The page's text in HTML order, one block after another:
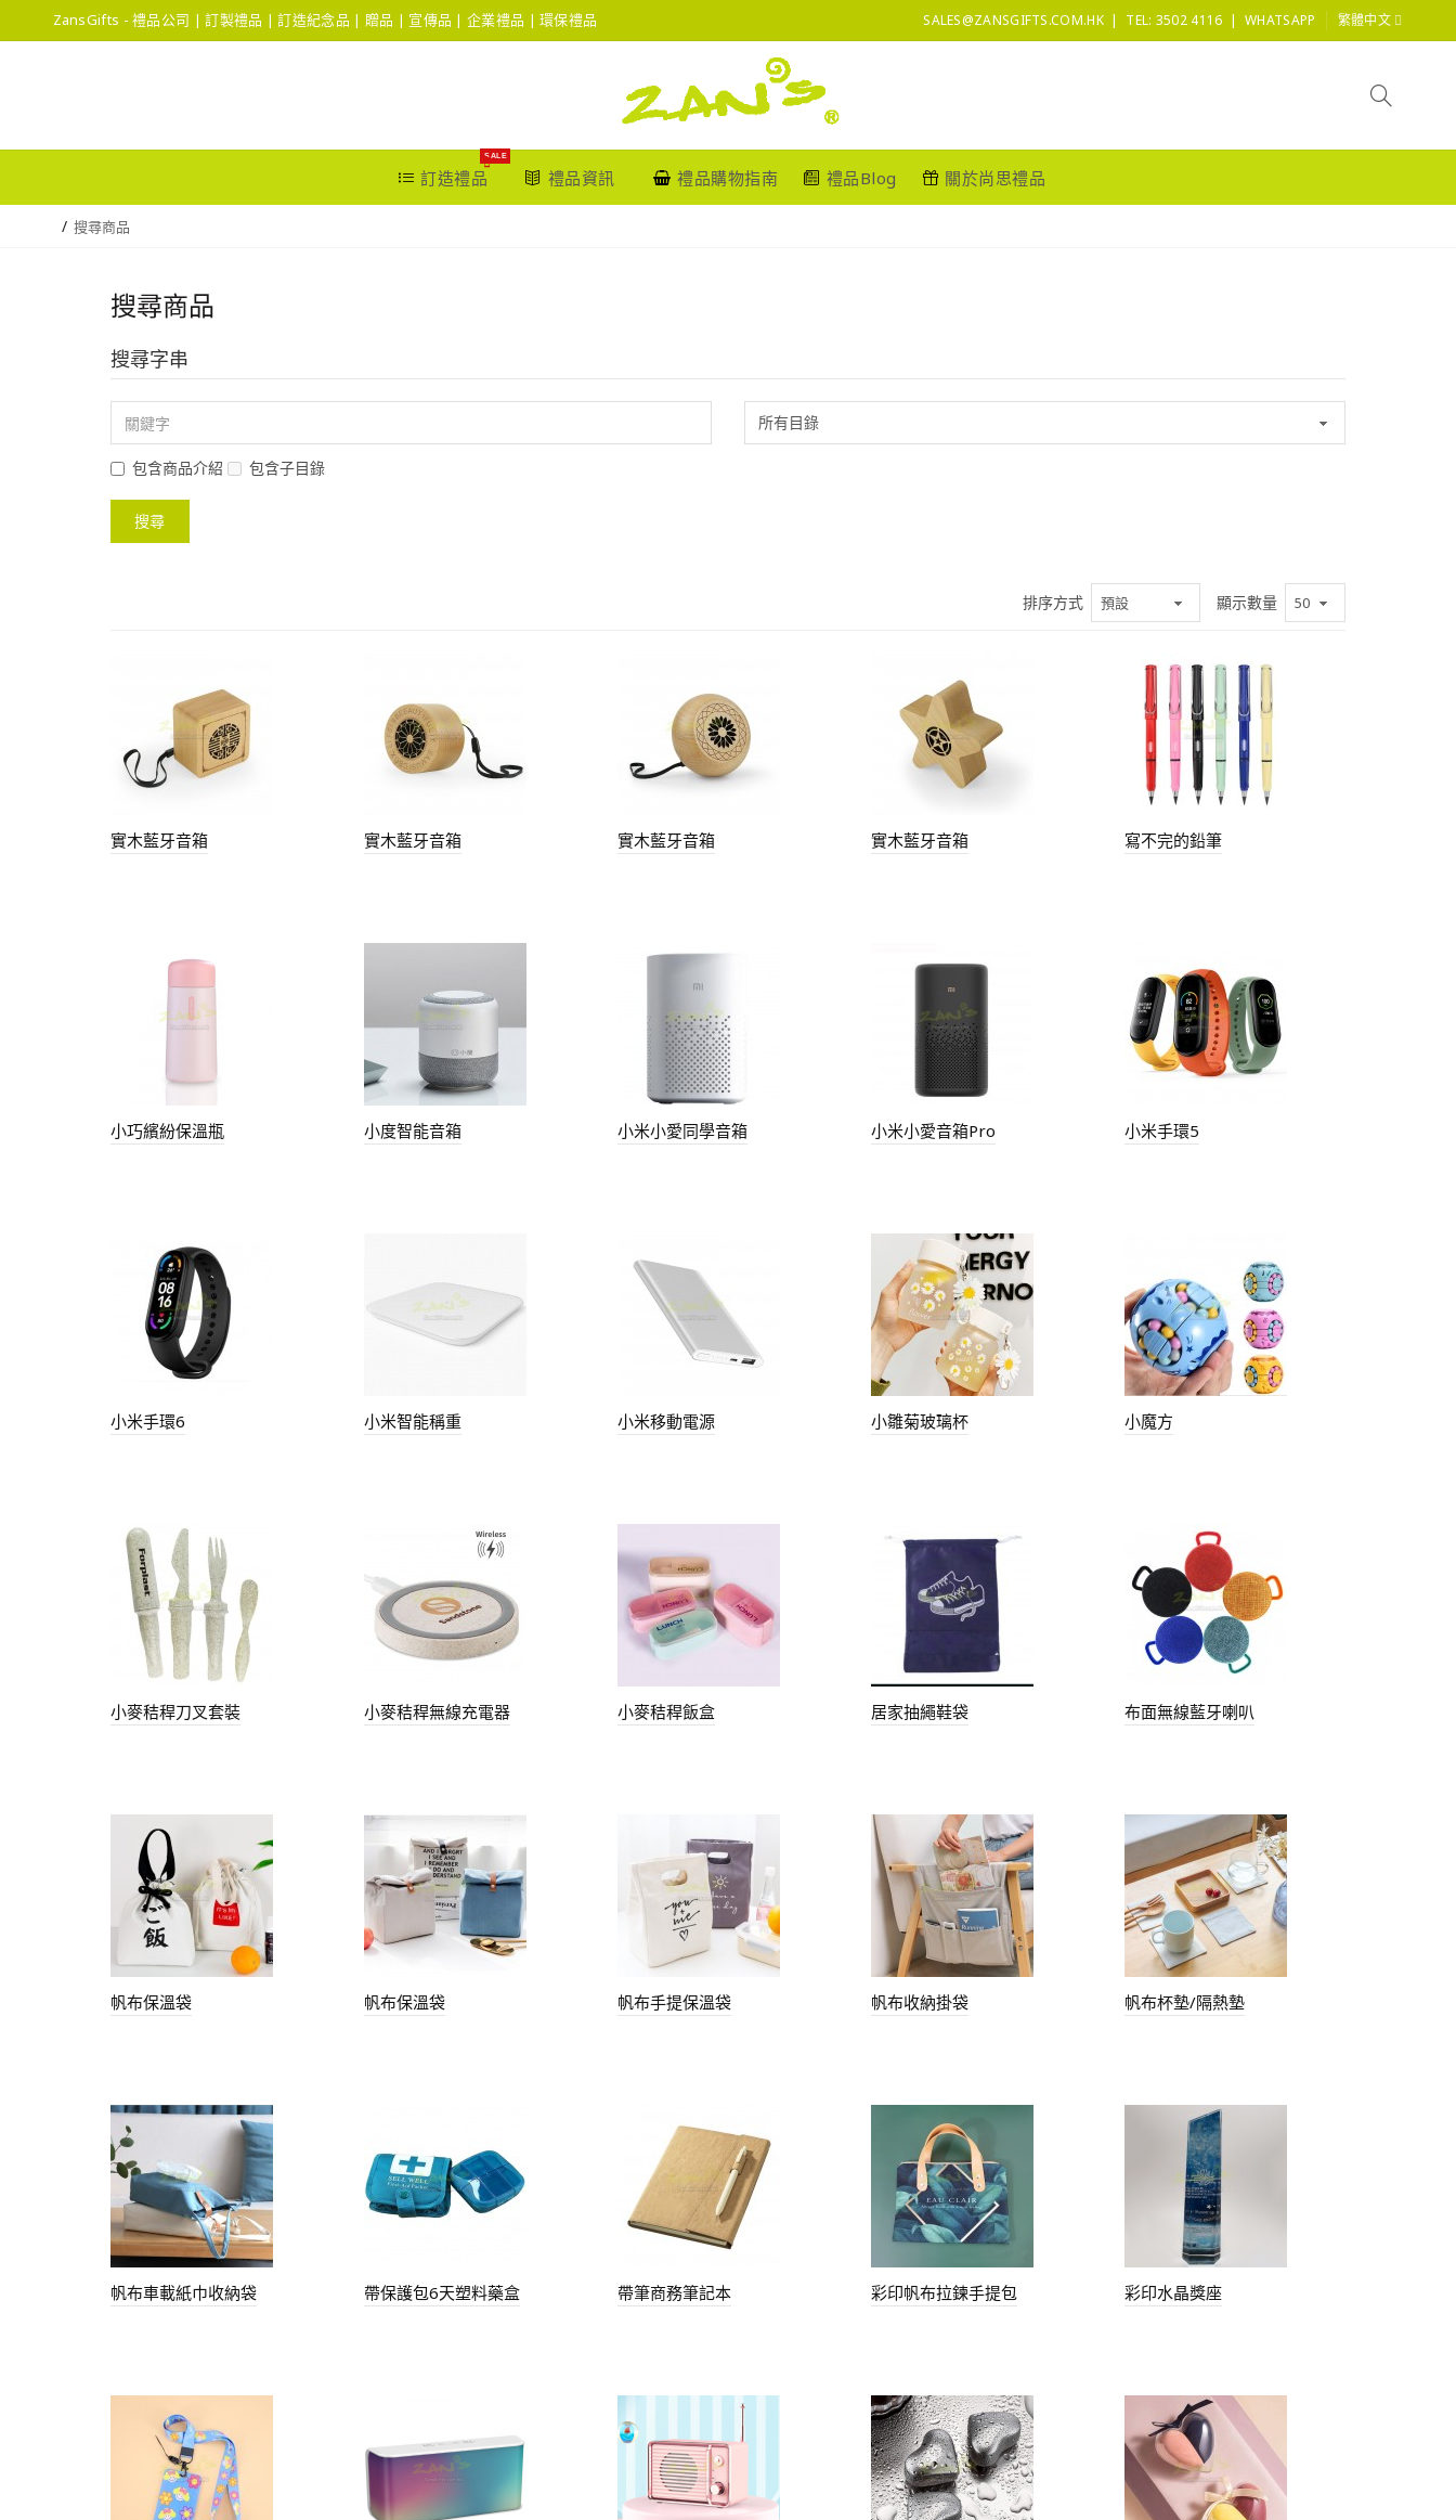
ZansGifts - 禮品公司 | 訂製禮品 | 訂造紀念品 | 贈品 | 宣傳品 | 企業禮品 | 環保禮品 SALES@ZANSGIFTS.COM.HK| TEL: 3502 4116 |WHATSAPP 繁體中文
訂造禮品
SALE
禮品資訊 禮品購物指南 禮品Blog 關於尚思禮品
搜尋商品
搜尋商品
搜尋字串
包含商品介紹 包含子目錄
排序方式 顯示數量
實木藍牙音箱 實木藍牙音箱 實木藍牙音箱 實木藍牙音箱 寫不完的鉛筆
小巧繽紛保溫瓶 小度智能音箱 小米小愛同學音箱 小米小愛音箱Pro 小米手環5
小米手環6 小米智能稱重 小米移動電源 小雛菊玻璃杯 小魔方
小麥秸稈刀叉套裝 小麥秸稈無線充電器 小麥秸稈飯盒 居家抽繩鞋袋 布面無線藍牙喇叭
帆布保溫袋 帆布保溫袋 帆布手提保溫袋 帆布收納掛袋 帆布杯墊/隔熱墊
帆布車載紙巾收納袋 帶保護包6天塑料藥盒 帶筆商務筆記本 彩印帆布拉鍊手提包 彩印水晶獎座